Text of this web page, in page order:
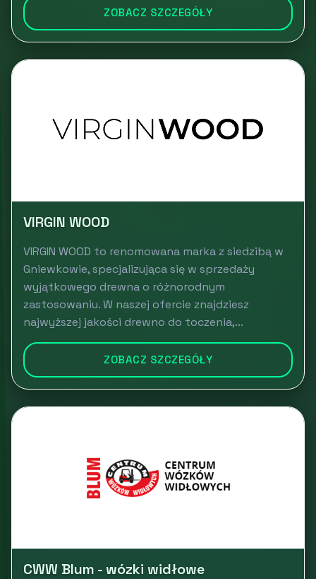
ZOBACZ SZCZEGÓŁY
VIRGIN WOOD
VIRGIN WOOD to renomowana marka z siedzibą w
Gniewkowie, specjalizująca się w sprzedaży
wyjątkowego drewna o różnorodnym
zastosowaniu. W naszej ofercie znajdziesz
najwyższej jakości drewno do toczenia,...
ZOBACZ SZCZEGÓŁY
CWW Blum - wózki widłowe